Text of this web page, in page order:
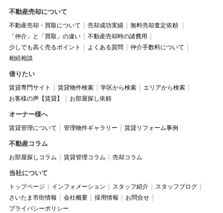
不動産売却について
不動産売却・買取について 売却成功実績
無料売却査定依頼
「仲介」と「買取」の違い
不動産売却時の諸費用
少しでも高く売るポイント
よくある質問
仲介手数料について
相続相談
借りたい
賃貸専門サイト 賃貸物件検索 学区から検索
エリアから検索
お客様の声【賃貸】
お部屋探し依頼
オーナー様へ
賃貸管理について 管理物件ギャラリー 賃貸リフォーム事例
不動産コラム
お部屋探しコラム 賃貸管理コラム 売却コラム
当社について
トップページ インフォメーション スタッフ紹介
スタッフブログ
さいたま市街情報
会社概要 採用情報
お問合せ
プライバシーポリシー